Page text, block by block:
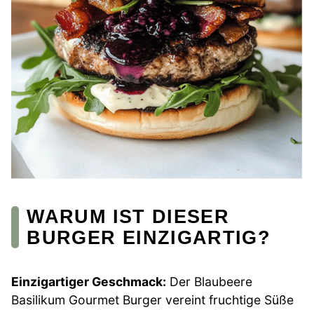
WARUM IST DIESER
BURGER EINZIGARTIG?
Einzigartiger Geschmack: Der Blaubeere
Basilikum Gourmet Burger vereint fruchtige Süße